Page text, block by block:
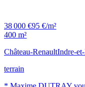
38 000 €95 €/m²
400 m²
Château-RenaultIndre-
terrain